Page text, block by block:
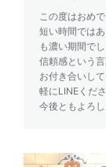
この度はおめ
短い時間では
も濃い期間でし
信頼感という
お付き合いし
軽にLINEくださ
今後ともよろし